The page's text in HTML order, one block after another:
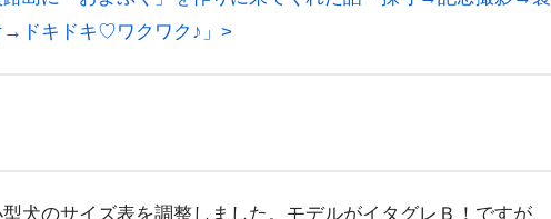
→ドキドキ♡ワクワク♪」>
犬のサイズ表を調整しました。モデルがイタグレＢ！ですが、